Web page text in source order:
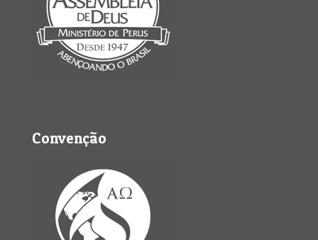
Convenção